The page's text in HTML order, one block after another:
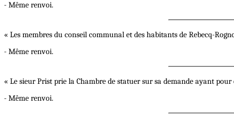
- Même renvoi.
« Les membres du conseil communal et des habitants de Rebecq-
- Même renvoi.
« Le sieur Prist prie la Chambre de statuer sur sa demande ayant
- Même renvoi.